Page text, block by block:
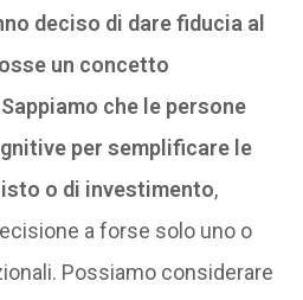
deciso di dare fiducia al
un concetto
Sappiamo che le persone
per semplificare le
o di investimento,
a forse solo uno o
Possiamo considerare